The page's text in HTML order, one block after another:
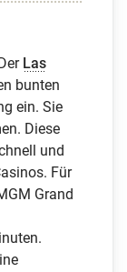
Las
bunten
ein. Sie
Diese
und
Für
Grand